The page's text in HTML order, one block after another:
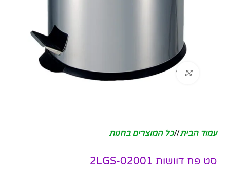
לחץ להגדלה
עמוד הבית/ כל המוצרים בחנות
סט פח דוושות 2LGS-02001